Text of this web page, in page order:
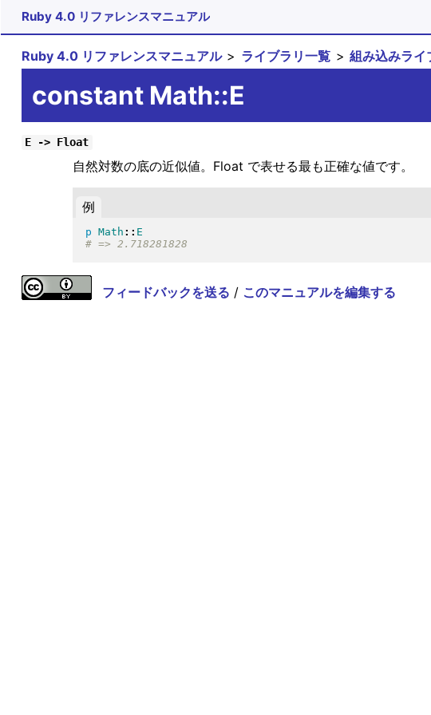
Ruby 4.0 リファレンスマニュアル
Ruby 4.0 リファレンスマニュアル ライブラリ一覧 組み込みライ
constant Math::E
E -> Float
自然対数の底の近似値。Float で表せる最も正確な値です。
例
p Math :: E
フィードバックを送る / このマニュアルを編集する